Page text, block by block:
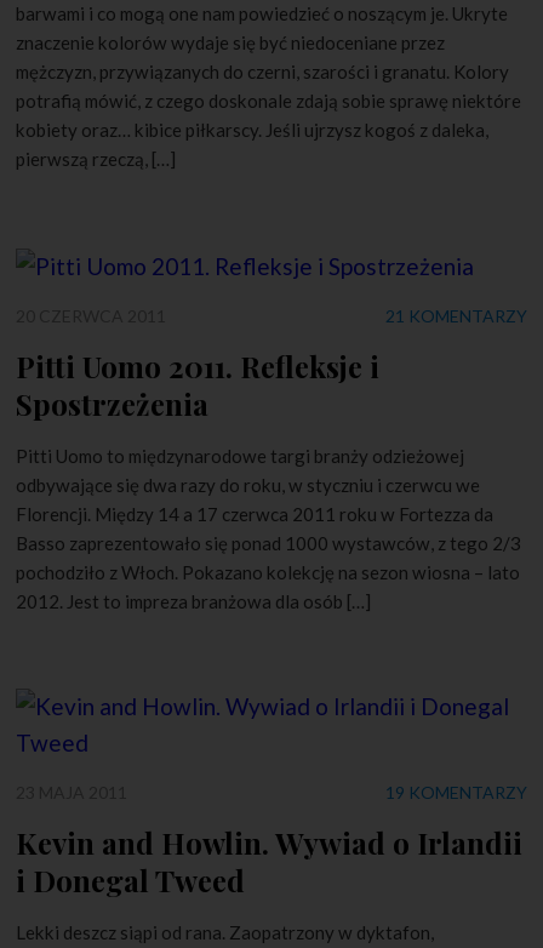
barwami i co mogą one nam powiedzieć o noszącym je. Ukryte
znaczenie kolorów wydaje się być niedoceniane przez
mężczyzn, przywiązanych do czerni, szarości i granatu. Kolory
potrafią mówić, z czego doskonale zdają sobie sprawę niektóre
kobiety oraz… kibice piłkarscy. Jeśli ujrzysz kogoś z daleka,
pierwszą rzeczą, […]
21 KOMENTARZY
Pitti Uomo 2011. Refleksje i
Spostrzeżenia
Pitti Uomo to międzynarodowe targi branży odzieżowej
odbywające się dwa razy do roku, w styczniu i czerwcu we
Florencji. Między 14 a 17 czerwca 2011 roku w Fortezza da
Basso zaprezentowało się ponad 1000 wystawców, z tego 2/3
pochodziło z Włoch. Pokazano kolekcję na sezon wiosna – lato
2012. Jest to impreza branżowa dla osób […]
19 KOMENTARZY
Kevin and Howlin. Wywiad o Irlandii
i Donegal Tweed
Lekki deszcz siąpi od rana. Zaopatrzony w dyktafon,